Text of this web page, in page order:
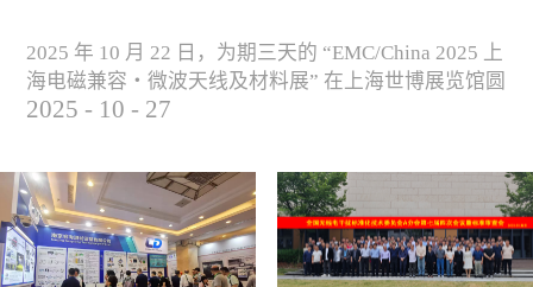
2025 年 10 月 22 日，为期三天的 “EMC/China 2025 上
海电磁兼容・微波天线及材料展” 在上海世博展览馆圆
满落下帷幕。作为电磁兼容领域的行业盛会，本届展
研讨及产品展示等多种形式，深入交流行业见解，踊
跃探索合作空间，为电磁兼容领域的高质量发展汇聚
了新动能。产品展示展会现场，公司展示了...
2025 - 10 - 27